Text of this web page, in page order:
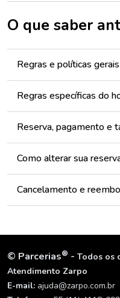
O que saber
Regras e políticas
Regras específicas do
Reserva, pagamento e
Como alterar sua
Cancelamento e
© Parcerias® - Todos os
Atendimento Zarpo
E-mail: ajuda@zarpo.com.br